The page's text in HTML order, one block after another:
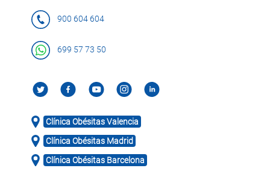
900 604 604
699 57 73 50
Clínica Obésitas Valencia
Clínica Obésitas Madrid
Clínica Obésitas Barcelona